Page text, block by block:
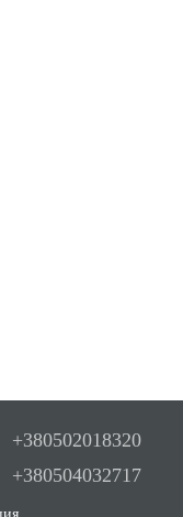
+380502018320
+380504032717